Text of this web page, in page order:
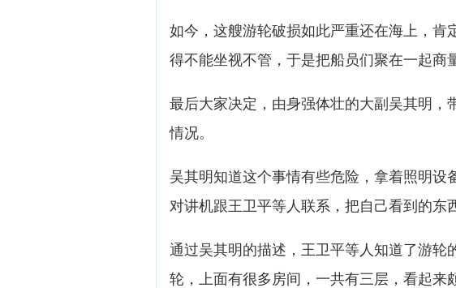
如今，这艘游轮破损如此严重还在海上，肯
得不能坐视不管，于是把船员们聚在一起商
最后大家决定，由身强体壮的大副吴其明，
情况。
吴其明知道这个事情有些危险，拿着照明设
对讲机跟王卫平等人联系，把自己看到的东
通过吴其明的描述，王卫平等人知道了游轮
轮，上面有很多房间，一共有三层，看起来